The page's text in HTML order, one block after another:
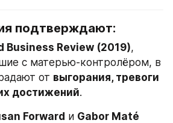
подтверждают:
Business Review (2019),
с матерью-контролёром, в
от выгорания, тревоги
достижений.
Forward и Gabor Maté